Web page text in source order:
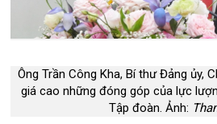
Ông Trần Công Kha, Bí thư Đảng ủy,
giá cao những đóng góp của lực
Tập đoàn. Ảnh: